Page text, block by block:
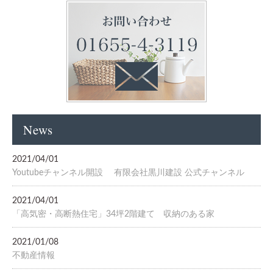
News
2021/04/01
Youtubeチャンネル開設 有限会社黒川建設 公式チャンネル
2021/04/01
「高気密・高断熱住宅」34坪2階建て 収納のある家
2021/01/08
不動産情報